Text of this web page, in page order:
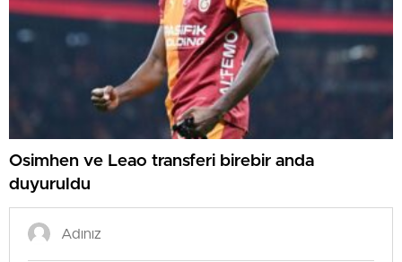
Osimhen ve Leao transferi birebir anda
duyuruldu